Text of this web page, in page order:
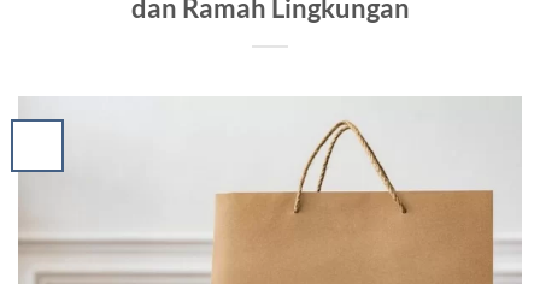
dan Ramah Lingkungan